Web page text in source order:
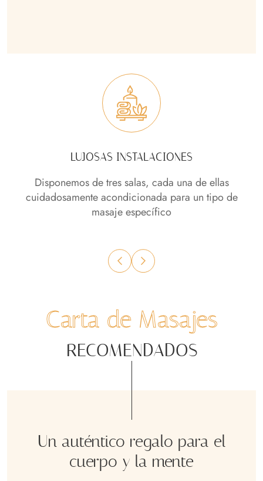
PARKING PÚBLICO CERCANO
Parking público cercano, para que no tenga que
preocuparse de buscar aparcamiento
Carta de Masajes
RECOMENDADOS
Un auténtico regalo para el
cuerpo y la mente